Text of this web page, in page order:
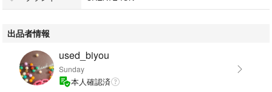
出品者情報
used_biyou
Sunday
本人確認済